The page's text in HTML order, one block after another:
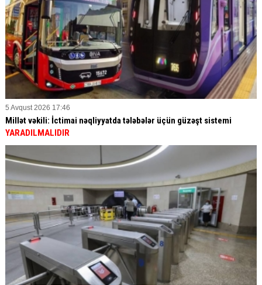
5 Avqust 2026 17:46
Millət vəkili: İctimai nəqliyyatda tələbələr üçün güzəşt sistemi
YARADILMALIDIR